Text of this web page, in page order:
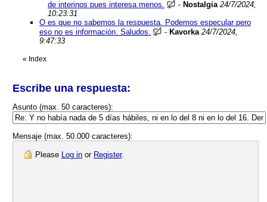
de interinos pues interesa menos.
- Nostalgia 24/7/2024,
10:23:31
O es que no sabemos la respuesta. Podemos especular pero
eso no es información. Saludos.
- Kavorka 24/7/2024,
9:47:33
« Index
Escribe una respuesta:
Asunto (max. 50 caracteres):
Mensaje (max. 50.000 caracteres):
Please Log in or Register.